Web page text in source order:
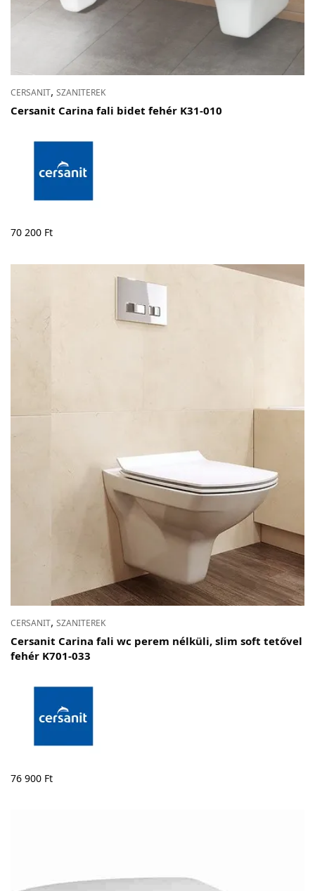
CERSANIT, SZANITEREK
Cersanit Carina fali bidet fehér K31-010
70 200 Ft
CERSANIT, SZANITEREK
Cersanit Carina fali wc perem nélküli, slim soft tetővel
fehér K701-033
76 900 Ft